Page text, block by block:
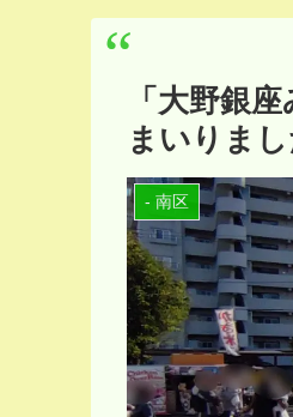
「大野銀
まいりま
- 南区